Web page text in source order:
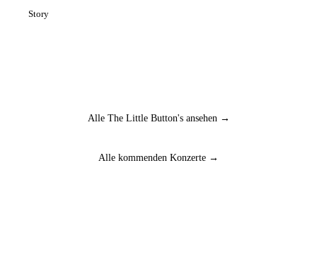
Story
Alle The Little Button's ansehen →
Alle kommenden Konzerte →